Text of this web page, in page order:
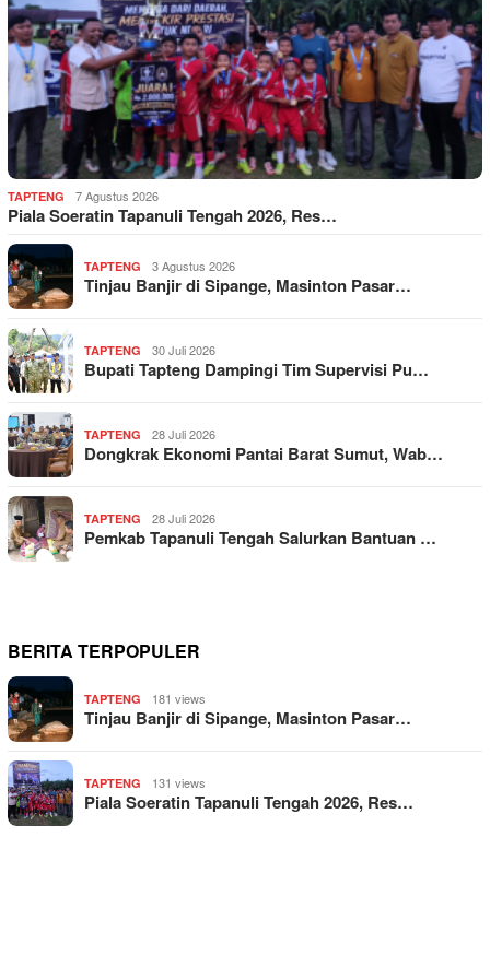
TAPTENG 7 Agustus 2026
Piala Soeratin Tapanuli Tengah 2026, Res…
TAPTENG 3 Agustus 2026
Tinjau Banjir di Sipange, Masinton Pasar…
TAPTENG 30 Juli 2026
Bupati Tapteng Dampingi Tim Supervisi Pu…
TAPTENG 28 Juli 2026
Dongkrak Ekonomi Pantai Barat Sumut, Wab…
TAPTENG 28 Juli 2026
Pemkab Tapanuli Tengah Salurkan Bantuan …
BERITA TERPOPULER
TAPTENG 181 views
Tinjau Banjir di Sipange, Masinton Pasar…
TAPTENG 131 views
Piala Soeratin Tapanuli Tengah 2026, Res…